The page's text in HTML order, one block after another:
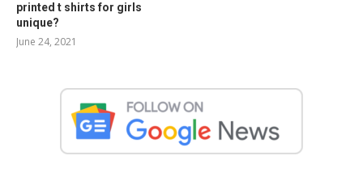
printed t shirts for girls
unique?
June 24, 2021